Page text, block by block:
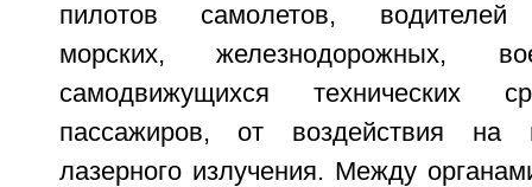
пилотов самолетов, водителей
морских, железнодорожных,
самодвижущихся технических
пассажиров, от воздействия на
лазерного излучения. Между